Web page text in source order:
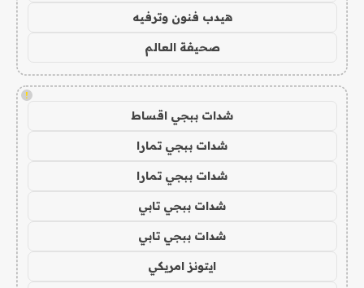
هيدب فنون وترفيه
صحيفة العالم
!
شدات ببجي اقساط
شدات ببجي تمارا
شدات ببجي تمارا
شدات ببجي تابي
شدات ببجي تابي
ايتونز امريكي